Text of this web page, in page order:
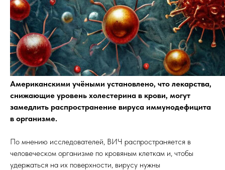
Американскими учёными установлено, что лекарства,
снижающие уровень холестерина в крови, могут
замедлить распространение вируса иммунодефицита
в организме.
По мнению исследователей, ВИЧ распространяется в
человеческом организме по кровяным клеткам и, чтобы
удержаться на их поверхности, вирусу нужны